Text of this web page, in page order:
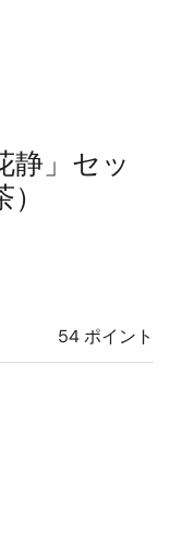
静」セッ
54ポイント